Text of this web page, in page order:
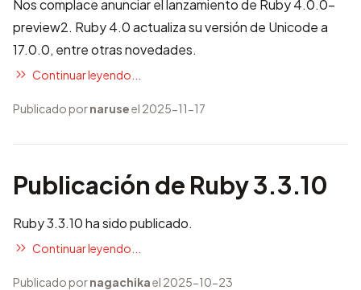
Nos complace anunciar el lanzamiento de Ruby 4.0.0-
preview2. Ruby 4.0 actualiza su versión de Unicode a
17.0.0, entre otras novedades.
Continuar leyendo...
Publicado pornaruseel 2025-11-17
Publicación de Ruby 3.3.10
Ruby 3.3.10 ha sido publicado.
Continuar leyendo...
Publicado pornagachikael 2025-10-23